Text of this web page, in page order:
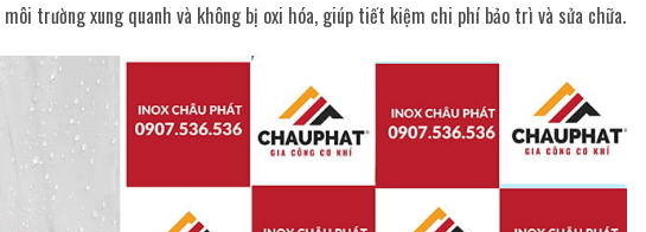
trường xung quanh và không bị oxi hóa, giúp tiết kiệm chi phí bảo trì và sửa chữa.